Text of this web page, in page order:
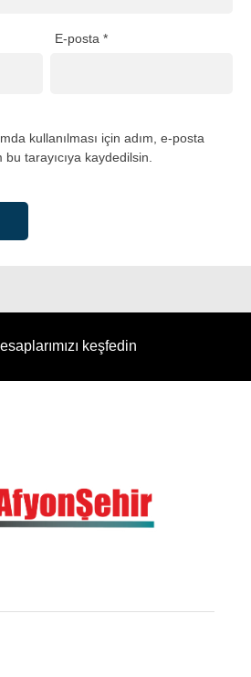
E-posta*
kullanılması için adım, e-posta
tarayıcıya kaydedilsin.
keşfedin